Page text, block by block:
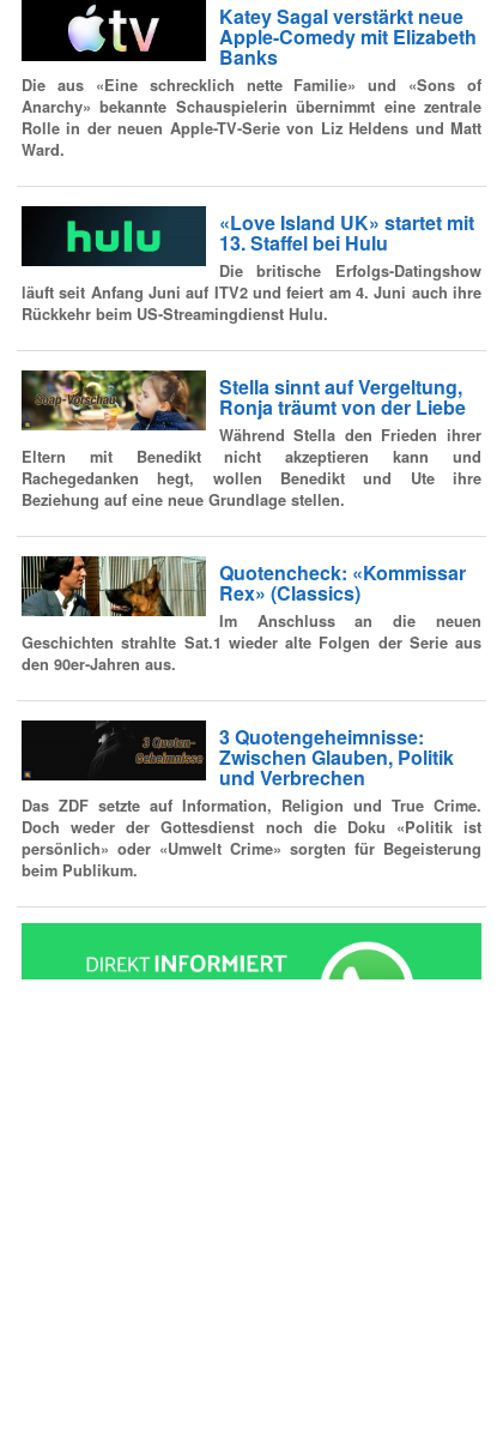
Katey Sagal verstärkt neue
Apple-Comedy mit Elizabeth
Banks
Die aus «Eine schrecklich nette Familie» und «Sons of
Anarchy» bekannte Schauspielerin übernimmt eine zentrale
Rolle in der neuen Apple-TV-Serie von Liz Heldens und Matt
Ward.
«Love Island UK» startet mit
13. Staffel bei Hulu
Die britische Erfolgs-Datingshow
läuft seit Anfang Juni auf ITV2 und feiert am 4. Juni auch ihre
Rückkehr beim US-Streamingdienst Hulu.
Stella sinnt auf Vergeltung,
Ronja träumt von der Liebe
Während Stella den Frieden ihrer
Eltern mit Benedikt nicht akzeptieren kann und
Rachegedanken hegt, wollen Benedikt und Ute ihre
Beziehung auf eine neue Grundlage stellen.
Quotencheck: «Kommissar
Rex» (Classics)
Im Anschluss an die neuen
Geschichten strahlte Sat.1 wieder alte Folgen der Serie aus
den 90er-Jahren aus.
3 Quotengeheimnisse:
Zwischen Glauben, Politik
und Verbrechen
Das ZDF setzte auf Information, Religion und True Crime.
Doch weder der Gottesdienst noch die Doku «Politik ist
persönlich» oder «Umwelt Crime» sorgten für Begeisterung
beim Publikum.